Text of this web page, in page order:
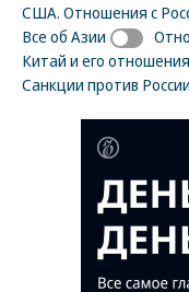
США. Отношения с
Все об Азии
Китай и его
Санкции против России